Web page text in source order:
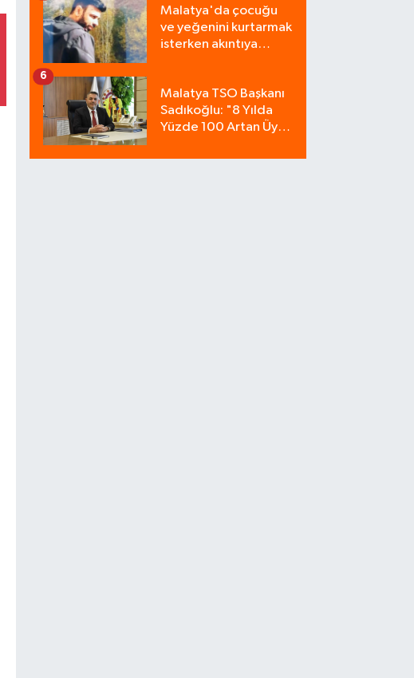
Bozdu!
Malatya'da çocuğu
ve yeğenini kurtarmak
isterken akıntıya
Malatya TSO Başkanı
Sadıkoğlu: "8 Yılda
Yüzde 100 Artan Üye
Göstergesidir"
6